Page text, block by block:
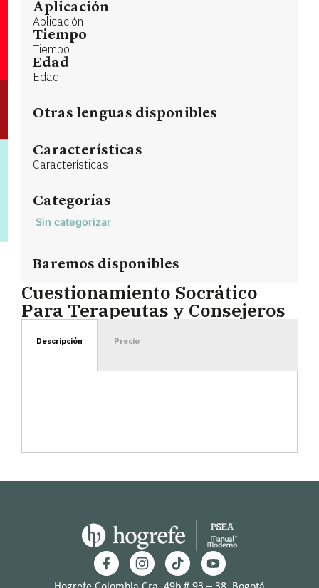
Aplicación
Aplicación
Tiempo
Tiempo
Edad
Edad
Otras lenguas disponibles
Características
Características
Categorías
Sin categorizar
Baremos disponibles
Cuestionamiento Socrático
Para Terapeutas y Consejeros
Descripción Precio